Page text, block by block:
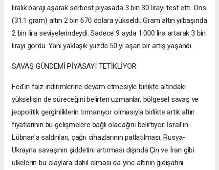
liralık barajı aşarak serbest piyasada 3 bin 30 lirayı test etti. Ons
(31.1 gram) altın 2 bin 670 dolara yükseldi. Gram altın yılbaşında
2 bin lira seviyelerindeydi. Sadece 9 ayda 1.000 lira artarak 3 bin
lirayı gördü. Yani yaklaşık yüzde 50'yi aşan bir artış yaşandı.
SAVAŞ GÜNDEMİ PİYASAYI TETİKLİYOR
Fed'in faiz indirimlerine devam etmesiyle birlikte altındaki
yükselişin de süreceğini belirten uzmanlar, bölgesel savaş ve
jeopolitik gerginliklerin tırmanıyor olmasıyla birlikte artık altın
fiyatlarının bu gelişmelere bağlı olacağını belirtiyor. İsrail'in
Lübnan'a saldırıları, çağrı cihazlarının patlatılması, Rusya-
Ukrayna savaşının şiddetini artırması dışında Çin ve İran gibi
ülkelerin bu olaylara dahil olması da yine altının gidişatını